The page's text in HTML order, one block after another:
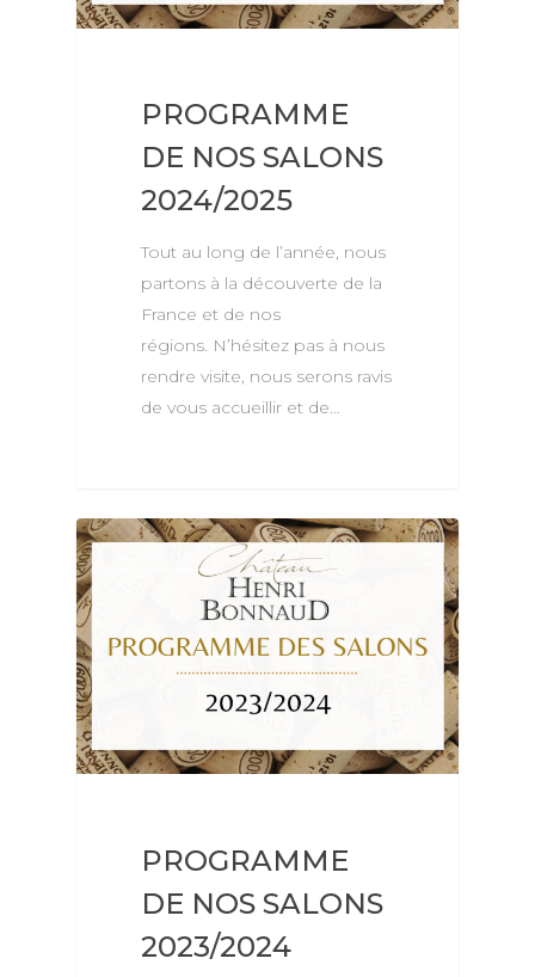
PROGRAMME
DE NOS SALONS
2024/2025
Tout au long de l’année, nous
partons à la découverte de la
France et de nos
régions. N’hésitez pas à nous
rendre visite, nous serons ravis
de vous accueillir et de…
PROGRAMME
DE NOS SALONS
2023/2024